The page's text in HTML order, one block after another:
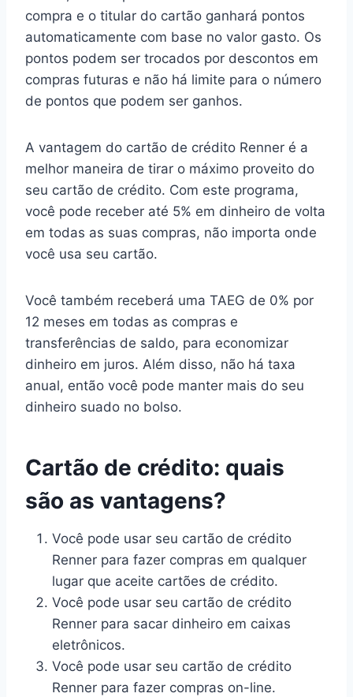
compra e o titular do cartão ganhará pontos
automaticamente com base no valor gasto. Os
pontos podem ser trocados por descontos em
compras futuras e não há limite para o número
de pontos que podem ser ganhos.
A vantagem do cartão de crédito Renner é a
melhor maneira de tirar o máximo proveito do
seu cartão de crédito. Com este programa,
você pode receber até 5% em dinheiro de volta
em todas as suas compras, não importa onde
você usa seu cartão.
Você também receberá uma TAEG de 0% por
12 meses em todas as compras e
transferências de saldo, para economizar
dinheiro em juros. Além disso, não há taxa
anual, então você pode manter mais do seu
dinheiro suado no bolso.
Cartão de crédito: quais
são as vantagens?
Você pode usar seu cartão de crédito
Renner para fazer compras em qualquer
lugar que aceite cartões de crédito.
Você pode usar seu cartão de crédito
Renner para sacar dinheiro em caixas
eletrônicos.
Você pode usar seu cartão de crédito
Renner para fazer compras on-line.